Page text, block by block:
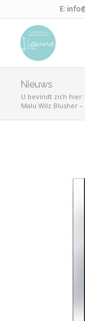
E:
Nieuws
U bevindt zich hier:
Malu Wilz Blusher –